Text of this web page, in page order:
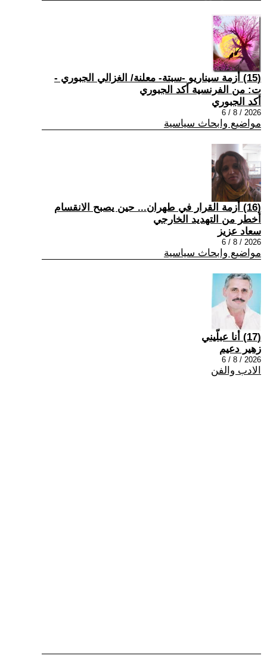
(15) أزمة سيناريو -سبتة- معلنة/ الغزالي الجبوري -
ت: من الفرنسية أكد الجبوري
أكد الجبوري
2026 / 8 / 6
مواضيع وابحاث سياسية
(16) أزمة القرار في طهران... حين يصبح الانقسام
أخطر من التهديد الخارجي
سعاد عزيز
2026 / 8 / 6
مواضيع وابحاث سياسية
(17) أنا عبلّيني
زهير دعيم
2026 / 8 / 6
الادب والفن